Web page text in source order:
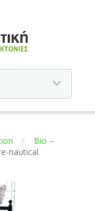
Bio –
nautical